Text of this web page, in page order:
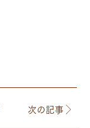
次の記事